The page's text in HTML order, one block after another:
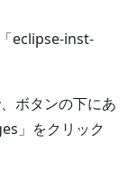
eclipse-inst-
ボタンの下にあ
」をクリック